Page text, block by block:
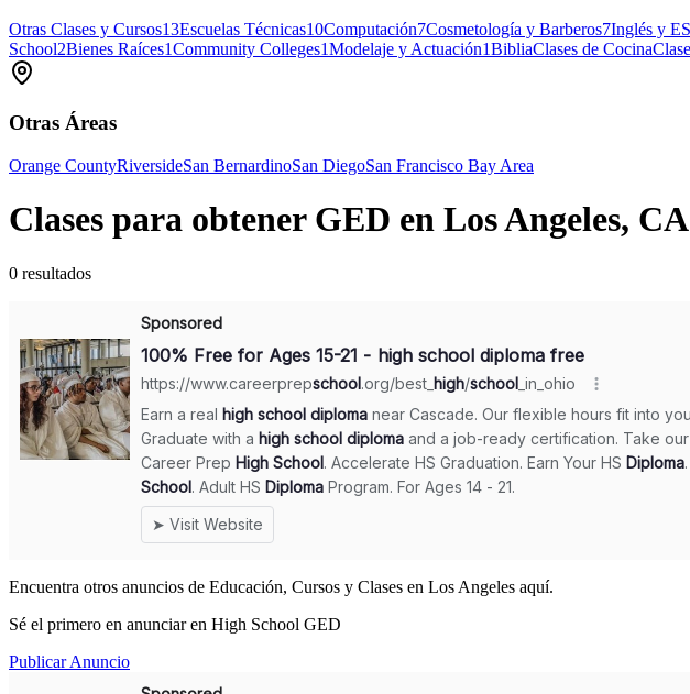
Otras Clases y Cursos13Escuelas Técnicas10Computación7Cosmetología y Barberos7Inglés y
School2Bienes Raíces1Community Colleges1Modelaje y Actuación1BibliaClases de Cocina
Otras Áreas
Orange CountyRiversideSan BernardinoSan DiegoSan Francisco Bay Area
Clases para obtener GED en Los Angeles, CA
0 resultados
Encuentra otros anuncios de Educación, Cursos y Clases en Los Angeles aquí.
Sé el primero en anunciar en High School GED
Publicar Anuncio